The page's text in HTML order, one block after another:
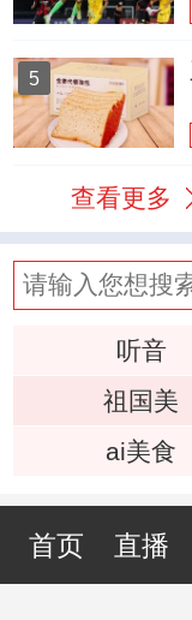
5
查看更多
听音
祖国美
ai美食
首页 直播